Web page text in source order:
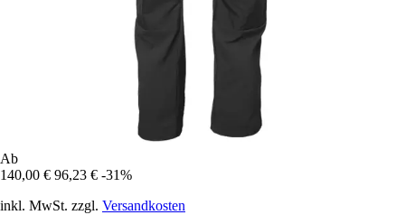
Ab
140,00 € 96,23 € -31%
inkl. MwSt. zzgl. Versandkosten